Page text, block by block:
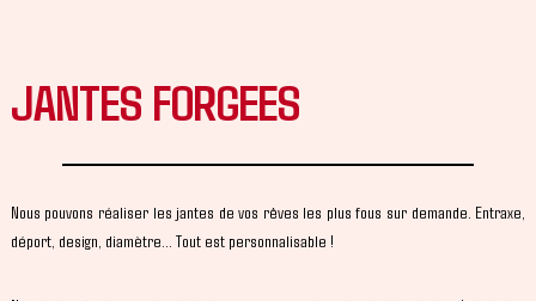
JANTES FORGEES
Nous pouvons réaliser les jantes de vos rêves les plus fous sur demande. Entraxe,
déport, design, diamètre… Tout est personnalisable !